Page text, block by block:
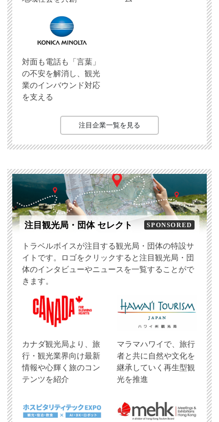
対面も電話も「言葉」
の不安を解消し、観光
業のインバウンド対応
を支える
注目企業一覧を見る
注目観光局・団体 セレクト SPONSORED
トラベルボイスが注目する観光局・団体の特設サ
イトです。ロゴをクリックすると注目観光局・団
体のインタビューやニュースを一覧することがで
きます。
​カナダ観光局より、旅
行・観光業界向け最新
情報や心輝く旅のコン
テンツを紹介
マラマハワイで、旅行
者と共に自然や文化を
継承していく再生型観
光を推進